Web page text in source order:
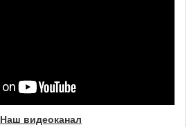
Наш видеоканал